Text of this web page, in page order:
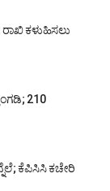
ಕಳುಹಿಸಲು
210
ಕೆಪಿಸಿಸಿ ಕಚೇರಿ